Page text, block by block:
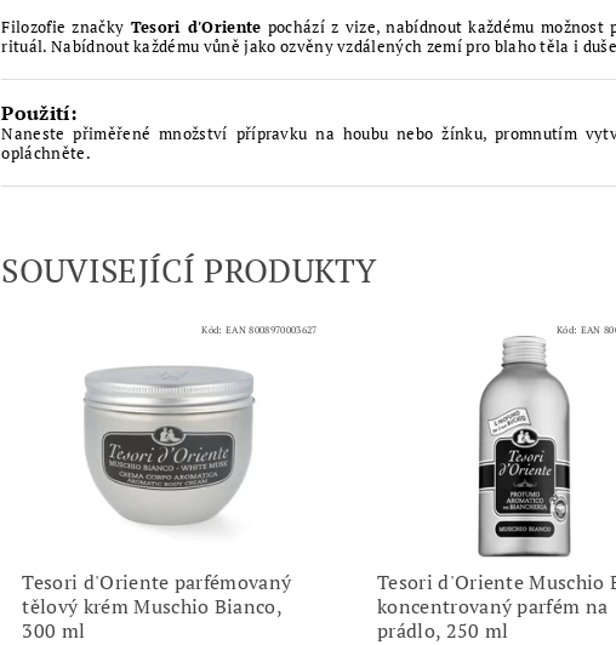
Filozofie značky Tesori d'Oriente pochází z vize, nabídnout každému
rituál. Nabídnout každému vůně jako ozvěny vzdálených zemí pro blaho těla i
Použití:
Naneste přiměřené množství přípravku na houbu nebo žínku, promnutím
opláchněte.
SOUVISEJÍCÍ PRODUKTY
Kód:EAN 8008970003627
Tesori d'Oriente parfémovaný
tělový krém Muschio Bianco,
300 ml
Kód: EAN
Tesori d'Oriente Muschio
koncentrovaný parfém na
prádlo, 250 ml